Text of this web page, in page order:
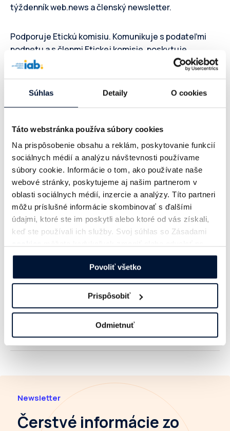
Súhlas Detaily O cookies
Táto webstránka používa súbory cookies
Na prispôsobenie obsahu a reklám, poskytovanie funkcií
sociálnych médií a analýzu návštevnosti používame
súbory cookie. Informácie o tom, ako používate naše
webové stránky, poskytujeme aj našim partnerom v
oblasti sociálnych médií, inzercie a analýzy. Títo partneri
môžu príslušné informácie skombinovať s ďalšími
údajmi, ktoré ste im poskytli alebo ktoré od vás získali,
keď ste používali ich služby. Svoj súhlas so Zásadami
našej webovej stránke.
Povoliť všetko
Prispôsobiť
Odmietnuť
týždenník web.news a členský newsletter.
Podporuje Etickú komisiu. Komunikuje s podateľmi
podnetu a s členmi Etickej komisie, poskytuje
informácie k jej činnosti. Participuje na monitoringu
médií v rámci dodržiavania Kódexu preberania obsahu
na internete.
marketingu.
Bašku kontaktujte v prípade, že:
máte záujem o viac informácií alebo otázky k
DIMAQ;
máte otázku ku Kódexu influencer marketingu;
máte novinku (produkt, výskum, kampaň), ktorú by
komunikačných kanálov;
máte záujem nadviazať s IAB mediálnu spoluprácu.
Newsletter
Čerstvé informáciezo